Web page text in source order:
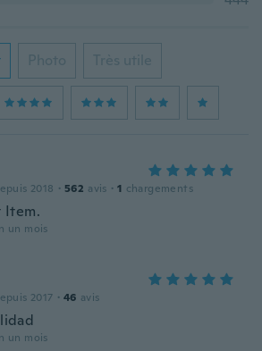
Photo Très utile
2018 · 562 avis · 1 chargements
Item.
un mois
2017 · 46 avis
un mois